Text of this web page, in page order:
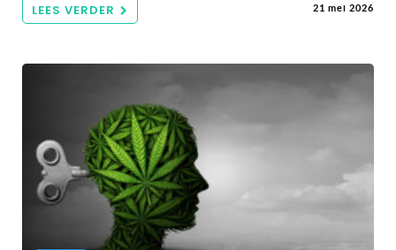
LEES VERDER 21 mei 2026